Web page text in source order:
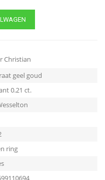
Christian
geel goud
0.21 ct.
ring